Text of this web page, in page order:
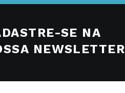
SE NA
NEWSLETTER